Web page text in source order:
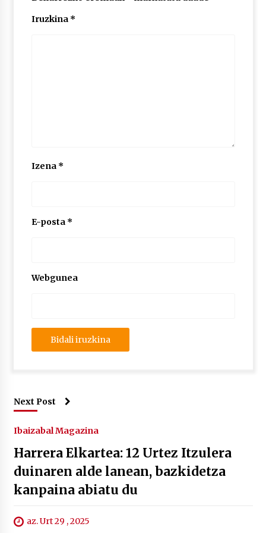
Iruzkina *
Izena *
E-posta *
Webgunea
Next Post
Ibaizabal Magazina
Harrera Elkartea: 12 Urtez Itzulera
duinaren alde lanean, bazkidetza
kanpaina abiatu du
az. Urt 29 , 2025